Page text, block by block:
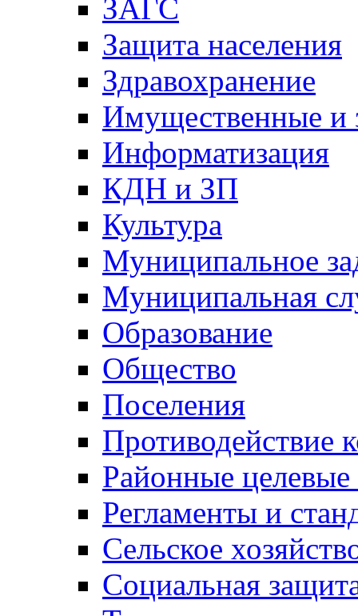
ЗАГС
Защита населения
Здравохранение
Имущественные и
Информатизация
КДН и ЗП
Культура
Муниципальное
Муниципальная
Образование
Общество
Поселения
Противодействие
Районные
Регламенты и
Сельское
Социальная